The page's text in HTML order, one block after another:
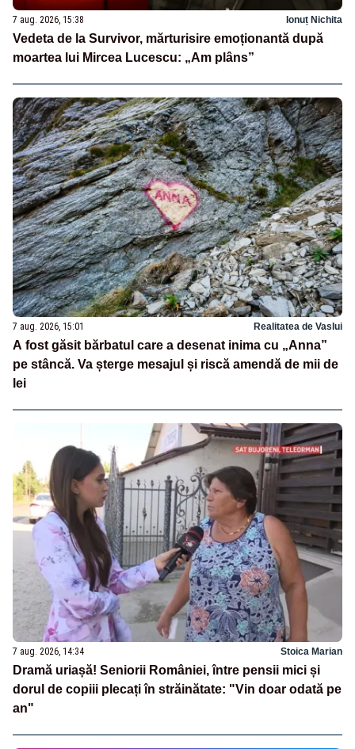
7 aug. 2026, 15:38 Ionuț Nichita
Vedeta de la Survivor, mărturisire emoționantă după
moartea lui Mircea Lucescu: „Am plâns”
7 aug. 2026, 15:01 Realitatea de Vaslui
A fost găsit bărbatul care a desenat inima cu „Anna”
pe stâncă. Va șterge mesajul și riscă amendă de mii de
lei
7 aug. 2026, 14:34 Stoica Marian
Dramă uriașă! Seniorii României, între pensii mici și
dorul de copiii plecați în străinătate: "Vin doar odată pe
an"